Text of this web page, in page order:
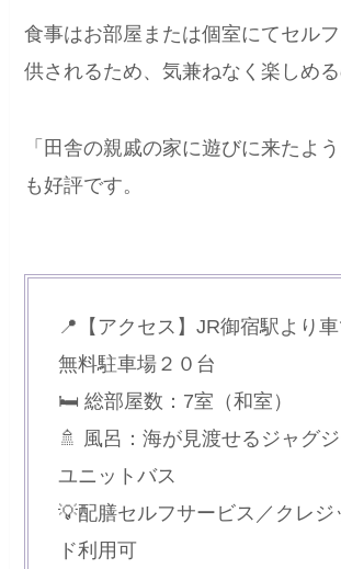
食事はお部屋または個室にてセル
供されるため、気兼ねなく楽しめる
「田舎の親戚の家に遊びに来たよ
も好評です。
📍【アクセス】JR御宿駅より
無料駐車場２０台
🛏 総部屋数：7室（和室）
🚿 風呂：海が見渡せるジャグ
ユニットバス
💡配膳セルフサービス／クレジ
ド利用可